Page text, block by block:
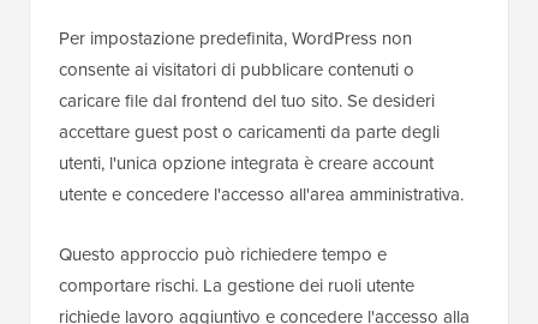
Per impostazione predefinita, WordPress non
consente ai visitatori di pubblicare contenuti o
caricare file dal frontend del tuo sito. Se desideri
accettare guest post o caricamenti da parte degli
utenti, l'unica opzione integrata è creare account
utente e concedere l'accesso all'area amministrativa.
Questo approccio può richiedere tempo e
comportare rischi. La gestione dei ruoli utente
richiede lavoro aggiuntivo e concedere l'accesso alla